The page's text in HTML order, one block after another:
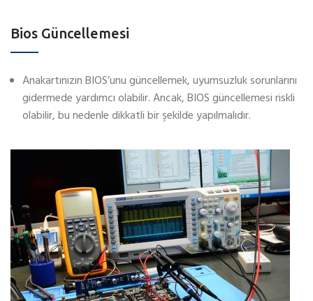
Bios Güncellemesi
Anakartınızın BIOS’unu güncellemek, uyumsuzluk sorunlarını
gidermede yardımcı olabilir. Ancak, BIOS güncellemesi riskli
olabilir, bu nedenle dikkatli bir şekilde yapılmalıdır.